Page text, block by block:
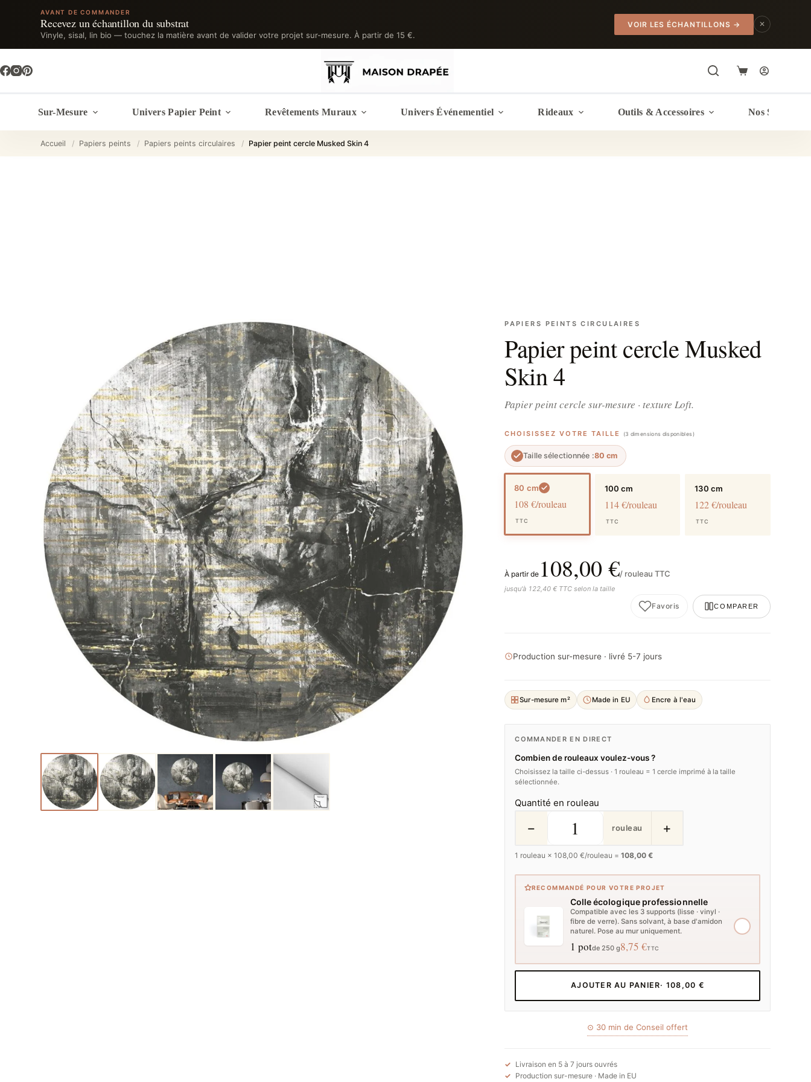
AVANT DE COMMANDER
Recevez un échantillon du substrat
Vinyle, sisal, lin bio — touchez la matière avant de valider votre projet sur-mesure. À partir de 15 €.
VOIR LES ÉCHANTILLONS → ✕
au
contenu
Panier
Sur-Mesure Univers Papier Peint Revêtements Muraux Univers Événementiel Rideaux Outils & Accessoires Nos Services
Accueil / Papiers peints / Papiers peints circulaires / Papier peint cercle Musked Skin 4
PAPIERS PEINTS CIRCULAIRES
Papier peint cercle Musked
Skin 4
Papier peint cercle sur-mesure · texture Loft.
CHOISISSEZ VOTRE TAILLE (3 dimensions disponibles)
Taille sélectionnée :80 cm
80 cm
108 €/rouleau
TTC
100 cm
114 €/rouleau
TTC
130 cm
122 €/rouleau
TTC
À partir de 108,00 €/ rouleau TTC
jusqu'à 122,40 € TTC selon la taille
Favoris COMPARER
Production sur-mesure · livré 5-7 jours
Sur-mesure m² Made in EU Encre à l'eau
COMMANDER EN DIRECT
Combien de rouleaux voulez-vous ?
Choisissez la taille ci-dessus · 1 rouleau = 1 cercle imprimé à la taille
sélectionnée.
Quantité en rouleau
− rouleau +
1 rouleau ×108,00 €/rouleau =108,00 €
RECOMMANDÉ POUR VOTRE PROJET
Colle écologique professionnelle
Compatible avec les 3 supports (lisse · vinyl ·
fibre de verre). Sans solvant, à base d'amidon
naturel. Pose au mur uniquement.
1 potde 250 g8,75 €TTC
AJOUTER AU PANIER· 108,00 €
⊙ 30 min de Conseil offert
Livraison en 5 à 7 jours ouvrés
Production sur-mesure · Made in EU